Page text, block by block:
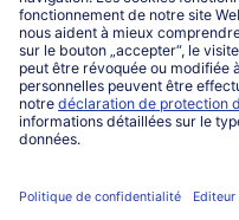
www.bofrost.lu
service@bofrost.lu
027863232
Lu-ve : 8h-20h Sa : 10h-16h